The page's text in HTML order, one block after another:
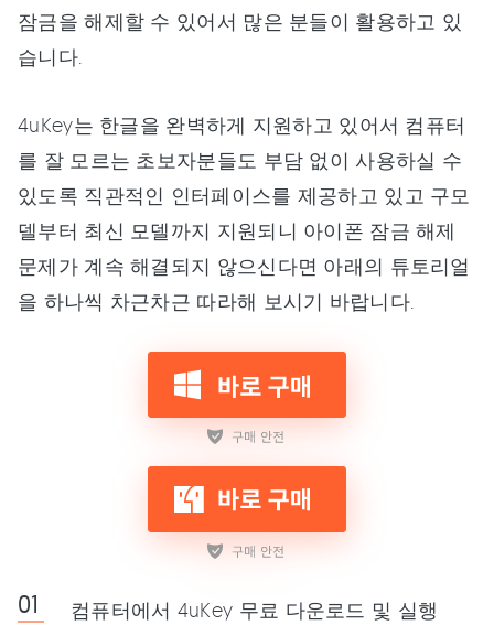
잠금을 해제할 수 있어서 많은 분들이 활용하고 있
습니다.
4uKey는 한글을 완벽하게 지원하고 있어서 컴퓨터
를 잘 모르는 초보자분들도 부담 없이 사용하실 수
있도록 직관적인 인터페이스를 제공하고 있고 구모
델부터 최신 모델까지 지원되니 아이폰 잠금 해제
문제가 계속 해결되지 않으신다면 아래의 튜토리얼
을 하나씩 차근차근 따라해 보시기 바랍니다.
컴퓨터에서 4uKey 무료 다운로드 및 실행